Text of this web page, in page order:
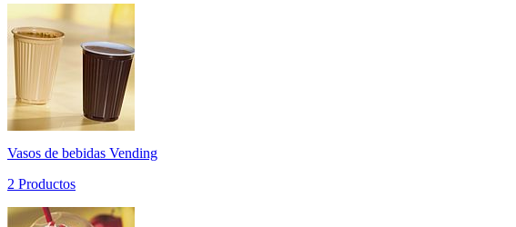
Vasos de bebidas Vending
2 Productos